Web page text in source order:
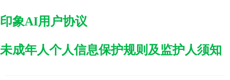
印象AI用户协议
未成年人个人信息保护规则及监护人须知